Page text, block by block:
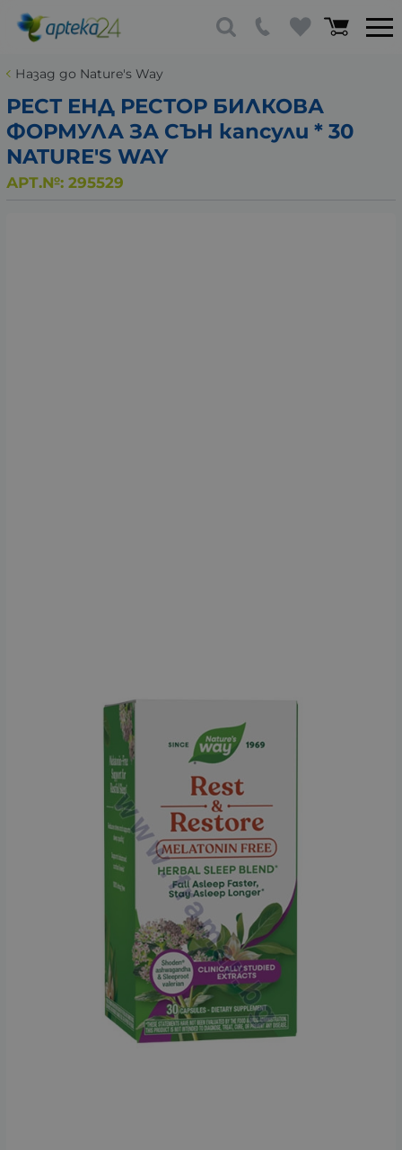
Назад до Nature's Way
РЕСТ ЕНД РЕСТОР БИЛКОВА
ФОРМУЛА ЗА СЪН капсули * 30
NATURE'S WAY
АРТ.№: 295529